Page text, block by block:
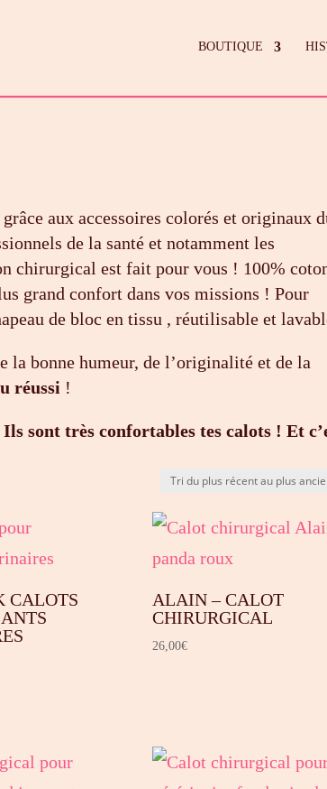
BOUTIQUE
aux accessoires colorés et originaux
de la santé et notamment les
chirurgical est fait pour vous ! 100%
grand confort dans vos missions ! Pour
de bloc en tissu , réutilisable et
bonne humeur, de l’originalité et de la
réussi !
Ils sont très confortables tes calots ! Et
CALOTS
ALAIN – CALOT
CHIRURGICAL
26,00€